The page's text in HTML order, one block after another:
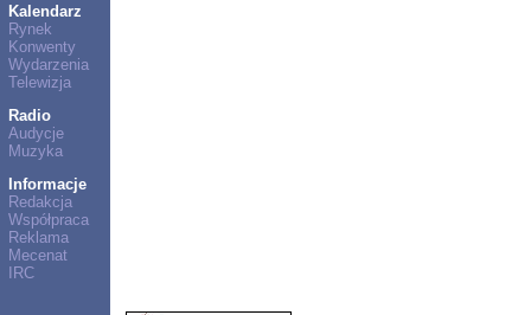
Kalendarz
Rynek
Konwenty
Wydarzenia
Telewizja
Radio
Audycje
Muzyka
Informacje
Redakcja
Współpraca
Reklama
Mecenat
IRC